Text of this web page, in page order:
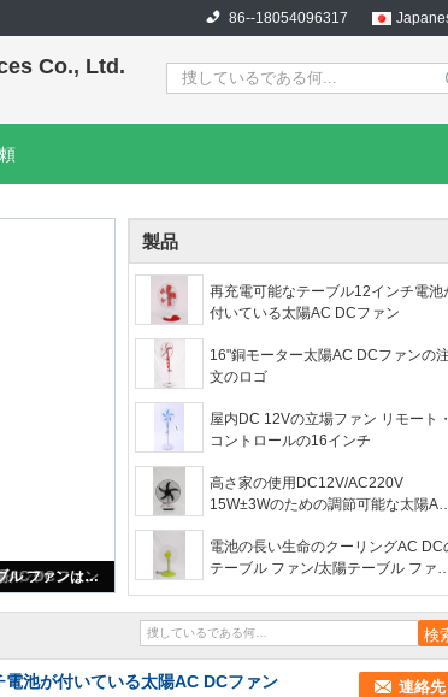
86--18054096317
Co., Ltd.
ファン
製品
再充電可能なテーブル12インチ電池
付いている太陽AC DCファン
16"銅モーター太陽AC DCファンの注
文のロゴ
屋内DC 12Vの立場ファン リモート・
コントロールの16インチ
高さ家の使用DC12V/AC220V
15W±3Wのための調節可能な太陽AC
電池の長い生命のクーリングAC DC
テーブル ファン/太陽テーブル ファ
池が付いている太陽AC DCファン 連絡先